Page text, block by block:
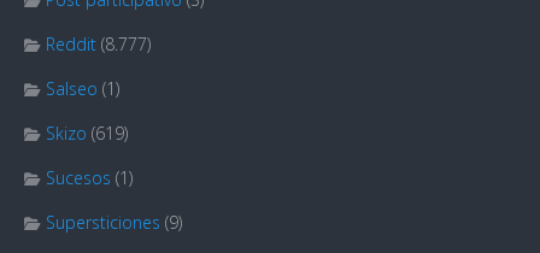
Reddit (8.777)
Salseo (1)
Skizo (619)
Sucesos (1)
Supersticiones (9)